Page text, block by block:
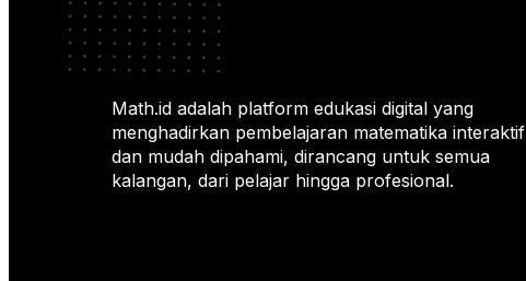
Math.id adalah platform edukasi digital yang
menghadirkan pembelajaran matematika interaktif
dan mudah dipahami, dirancang untuk semua
kalangan, dari pelajar hingga profesional.